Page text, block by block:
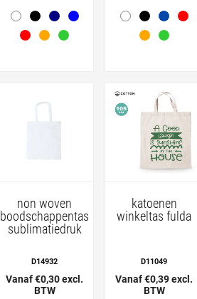
non woven
boodschappentas
sublimatiedruk
D14932
Vanaf €0,30 excl.
BTW
katoenen
winkeltas fulda
D11049
Vanaf €0,39 excl.
BTW